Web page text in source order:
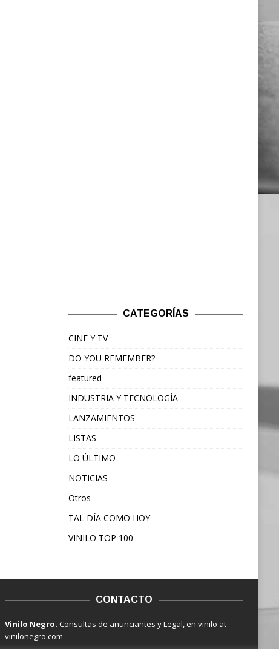
CATEGORÍAS
CINE Y TV
DO YOU REMEMBER?
featured
INDUSTRIA Y TECNOLOGÍA
LANZAMIENTOS
LISTAS
LO ÚLTIMO
NOTICIAS
Otros
TAL DÍA COMO HOY
VINILO TOP 100
CONTACTO
Vinilo Negro.Consultas de anunciantes y Legal, en vinilo at
vinilonegro.com